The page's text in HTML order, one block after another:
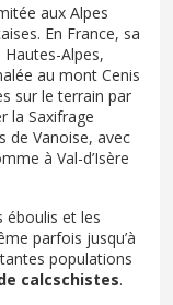
aux Alpes
En France, sa
Alpes,
au mont Cenis
sur le terrain par
la Saxifrage
de Vanoise, avec
à Val-d’Isère
éboulis et les
parfois jusqu’à
populations
calcschistes.